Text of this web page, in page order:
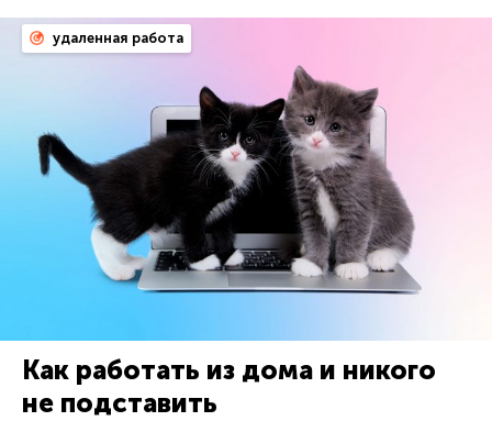
удаленная работа
Как работать из дома и никого
не подставить